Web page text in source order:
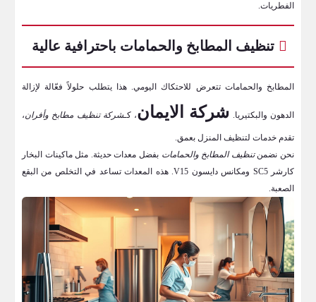
الفطريات.
تنظيف المطابخ والحمامات باحترافية عالية
المطابخ والحمامات تتعرض للاحتكاك اليومي. هذا يتطلب حلولاً فعّالة لإزالة
الدهون والبكتيريا. شركة الايمان، كـشركة تنظيف مطابخ وأفران،
تقدم خدمات لتنظيف المنزل بعمق.
نحن نضمنتنظيف المطابخ والحمامات بفضل معدات حديثة. مثل ماكينات البخار
كارشر SC5 ومكانس دايسون V15. هذه المعدات تساعد في التخلص من البقع
الصعبة.